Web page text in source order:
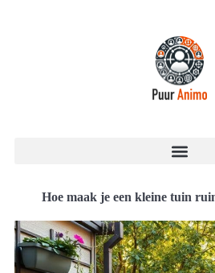
Hoe maak je een kleine tuin